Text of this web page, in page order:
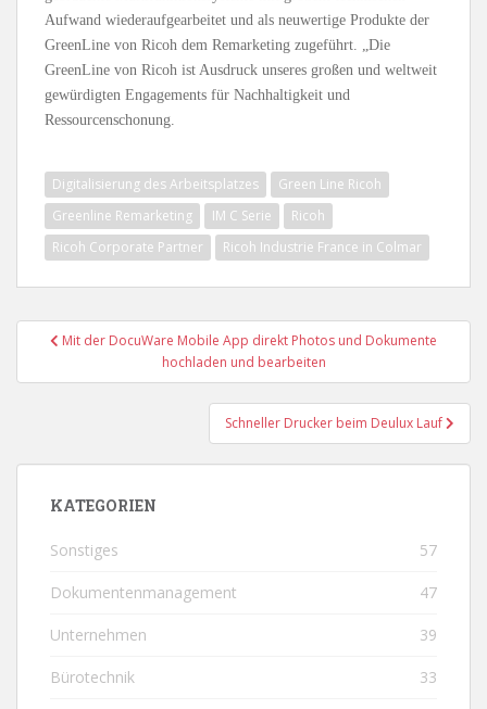
Aufwand wiederaufgearbeitet und als neuwertige Produkte der
GreenLine von Ricoh dem Remarketing zugeführt. „Die
GreenLine von Ricoh ist Ausdruck unseres großen und weltweit
gewürdigten Engagements für Nachhaltigkeit und
Ressourcenschonung.
Digitalisierung des Arbeitsplatzes
Green Line Ricoh
Greenline Remarketing
IM C Serie
Ricoh
Ricoh Corporate Partner
Ricoh Industrie France in Colmar
Beitragsnavigation
Mit der DocuWare Mobile App direkt Photos und Dokumente
hochladen und bearbeiten
Schneller Drucker beim Deulux Lauf
KATEGORIEN
Sonstiges 57
Dokumentenmanagement 47
Unternehmen 39
Bürotechnik 33